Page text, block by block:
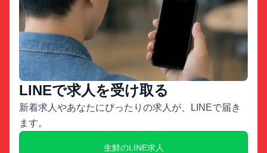
LINEで求人を受け取る
新着求人やあなたにぴったりの求人が、LINEで届き
ます。
生鮮のLINE求人